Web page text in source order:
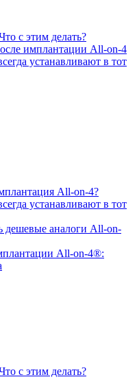
с этим делать?
имплантации All-on-4
устанавливают в тот
All-on-4?
устанавливают в тот
дешевые аналоги All-on-
All-on-4®:
с этим делать?